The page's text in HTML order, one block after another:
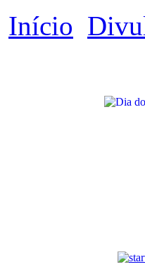
Início